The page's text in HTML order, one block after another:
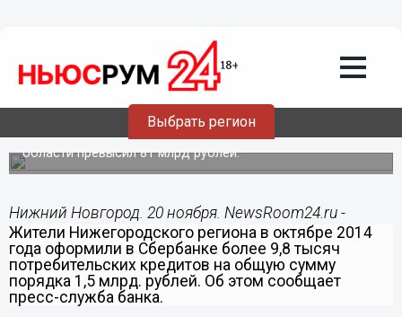
Выбрать регион
Нижегородцы взяли в Сбербанке в
октябре 2014 года потребкредиты на
Срочный кредитный портфель частных клиентов в
Головном отделении Сбербанка по Нижегородской
области превысил 81 млрд рублей.
Нижний Новгород. 20 ноября. NewsRoom24.ru -
Жители Нижегородского региона в октябре 2014
года оформили в Сбербанке более 9,8 тысяч
потребительских кредитов на общую сумму
порядка 1,5 млрд. рублей. Об этом сообщает
пресс-служба банка.